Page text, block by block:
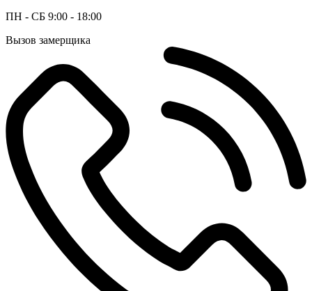
ПН - СБ 9:00 - 18:00
Вызов замерщика